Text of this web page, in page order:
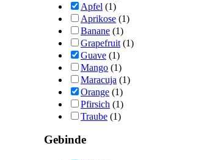
Apfel (1)
Aprikose (1)
Banane (1)
Grapefruit (1)
Guave (1)
Mango (1)
Maracuja (1)
Orange (1)
Pfirsich (1)
Traube (1)
Gebinde